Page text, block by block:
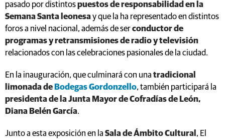
pasado por distintospuestos de responsabilidad en la
Semana Santa leonesay que la ha representado en distintos
foros a nivel nacional, además de serconductor de
programas y retransmisiones de radio y televisión
relacionados con las celebraciones pasionales de la ciudad.
En la inauguración, que culminará con una tradicional
limonada de Bodegas Gordonzello, también participará la
presidenta de la Junta Mayor de Cofradías de León,
Diana Belén García.
Junto a esta exposición en la Sala de Ámbito Cultural , El